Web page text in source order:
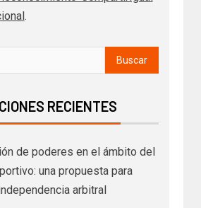
.
RECIENTES
de poderes en el ámbito del
una propuesta para
arbitral